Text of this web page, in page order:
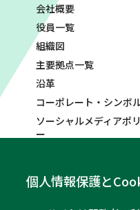
個人情報保護と
会社概要
役員一覧
組織図
主要拠点一覧
沿革
コーポレート・シンボ
ソーシャルメディアポ
ー
お問い合わせ